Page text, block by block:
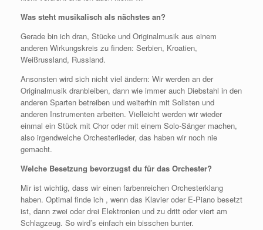
Was steht musikalisch als nächstes an?
Gerade bin ich dran, Stücke und Originalmusik aus einem
anderen Wirkungskreis zu finden: Serbien, Kroatien,
Weißrussland, Russland.
Ansonsten wird sich nicht viel ändern: Wir werden an der
Originalmusik dranbleiben, dann wie immer auch Diebstahl in den
anderen Sparten betreiben und weiterhin mit Solisten und
anderen Instrumenten arbeiten. Vielleicht werden wir wieder
einmal ein Stück mit Chor oder mit einem Solo-Sänger machen,
also irgendwelche Orchesterlieder, das haben wir noch nie
gemacht.
Welche Besetzung bevorzugst du für das Orchester?
Mir ist wichtig, dass wir einen farbenreichen Orchesterklang
haben. Optimal finde ich , wenn das Klavier oder E-Piano besetzt
ist, dann zwei oder drei Elektronien und zu dritt oder viert am
Schlagzeug. So wird’s einfach ein bisschen bunter.